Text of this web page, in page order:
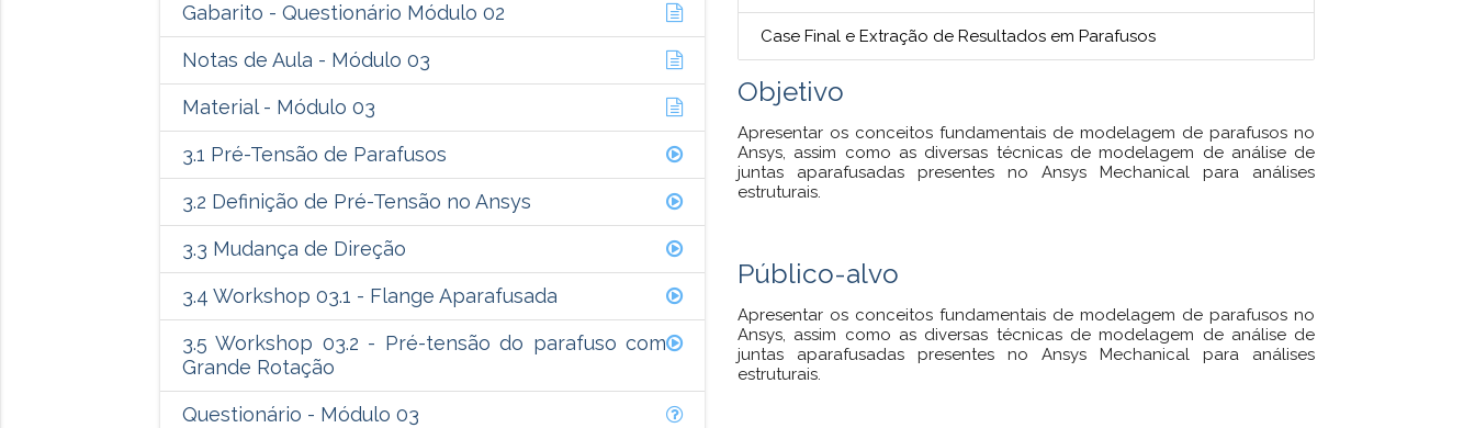
Gabarito - Questionário Módulo 02
Notas de Aula - Módulo 03
Material - Módulo 03
3.1 Pré-Tensão de Parafusos
3.2 Definição de Pré-Tensão no Ansys
3.3 Mudança de Direção
3.4 Workshop 03.1 - Flange Aparafusada
3.5 Workshop 03.2 - Pré-tensão do parafuso com
Grande Rotação
Questionário - Módulo 03
Case Final e Extração de Resultados em Parafusos
Objetivo
Apresentar os conceitos fundamentais de modelagem de parafusos no
Ansys, assim como as diversas técnicas de modelagem de análise de
juntas aparafusadas presentes no Ansys Mechanical para análises
estruturais.
Público-alvo
Apresentar os conceitos fundamentais de modelagem de parafusos no
Ansys, assim como as diversas técnicas de modelagem de análise de
juntas aparafusadas presentes no Ansys Mechanical para análises
estruturais.